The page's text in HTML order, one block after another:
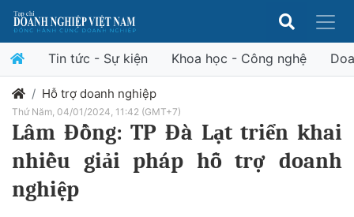
Tin tức - Sự kiện Khoa học - Công nghệ
Hỗ trợ doanh nghiệp
Thứ Năm, 04/01/2024, 11:42 (GMT+7)
Lâm Đồng: TP Đà Lạt triển khai
nhiều giải pháp hỗ trợ doanh
nghiệp